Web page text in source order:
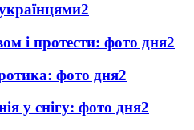
2
і протести: фото дня2
фото дня2
у снігу: фото дня2